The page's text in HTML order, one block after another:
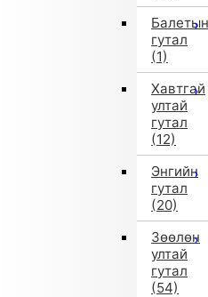
Балетын
гутал
(1)
Хавтгай
ултай
гутал
(12)
Энгийн
гутал
(20)
Зөөлөн
ултай
гутал
(54)